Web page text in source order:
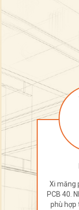
Xi măng
KIM
TCVN